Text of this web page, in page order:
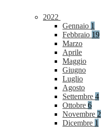
2022
Gennaio 1
Febbraio 19
Marzo
Aprile
Maggio
Giugno
Luglio
Agosto
Settembre 4
Ottobre 6
Novembre 2
Dicembre 1